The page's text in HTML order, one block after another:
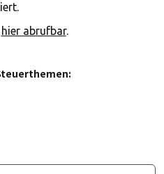
hier abrufbar.